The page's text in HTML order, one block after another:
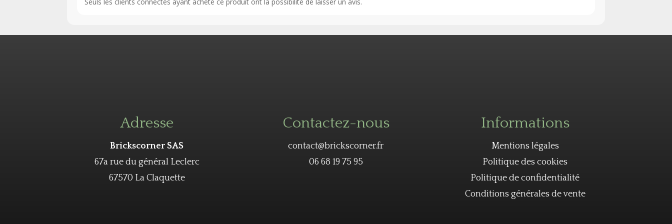
Seuls les clients connectés ayant acheté ce produit ont la possibilité de laisser un avis.
Adresse
Brickscorner SAS
67a rue du général Leclerc
67570 La Claquette
Contactez-nous
contact@brickscorner.fr
06 68 19 75 95
Informations
Mentions légales
Politique des cookies
Politique de confidentialité
Conditions générales de vente